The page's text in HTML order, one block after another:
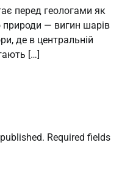
перед геологами як
природи — вигин шарів
де в центральній
[…]
Required fields